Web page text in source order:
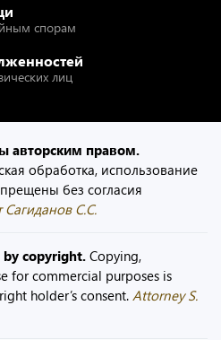
спорам
лиц
авторским правом.
обработка, использование
без согласия
Сагиданов С.С.
copyright. Copying,
for commercial purposes is
holder’s consent. Attorney S.